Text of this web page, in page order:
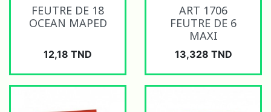
FEUTRE DE 18
OCEAN MAPED
Prix
12,18 TND
ART 1706
FEUTRE DE 6
MAXI
Prix
13,328 TND